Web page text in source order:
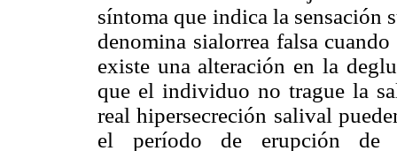
síntoma que indica la sensación
denomina sialorrea falsa
existe una alteración en la
que el individuo no trague la
real hipersecreción salival
el período de erupción de